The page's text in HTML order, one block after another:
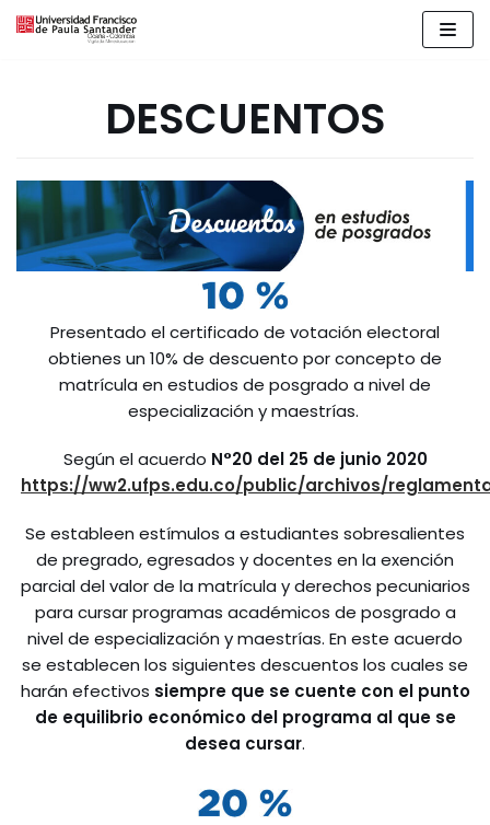
Saltar
DESCUENTOS
Presentado el certificado de votación electoral
obtienes un 10% de descuento por concepto de
matrícula en estudios de posgrado a nivel de
especialización y maestrías.
Según el acuerdo N°20 del 25 de junio 2020
https://ww2.ufps.edu.co/public/archivos/
Se estableen estímulos a estudiantes sobresalientes
de pregrado, egresados y docentes en la exención
parcial del valor de la matrícula y derechos pecuniarios
para cursar programas académicos de posgrado a
nivel de especialización y maestrías. En este acuerdo
se establecen los siguientes descuentos los cuales se
harán efectivos siempre que se cuente con el punto
de equilibrio económico del programa al que se
desea cursar.